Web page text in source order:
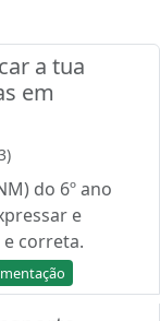
a tua
em
do 6º ano
e
correta.